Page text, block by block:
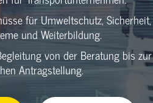
für Umweltschutz, Sicherheit,
und Weiterbildung.
von der Beratung bis zur
Antragstellung.